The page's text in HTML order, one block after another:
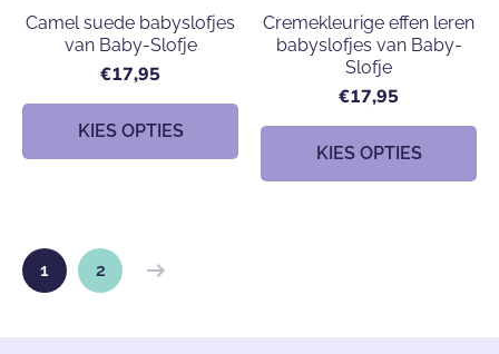
Camel suede babyslofjes
van Baby-Slofje
€17,95
KIES OPTIES
Cremekleurige effen leren
babyslofjes van Baby-
Slofje
€17,95
KIES OPTIES
1 2